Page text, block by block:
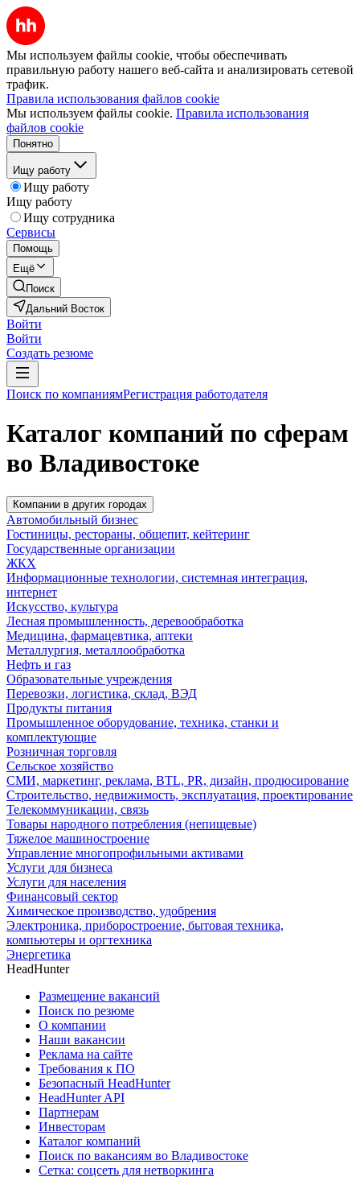
Мы используем файлы cookie, чтобы обеспечивать
правильную работу нашего веб-сайта и анализировать сетевой
трафик.
Правила использования файлов cookie
Мы используем файлы cookie. Правила использования
файлов cookie
Понятно
Ищу работу
Ищу работу
Ищу работу
Ищу сотрудника
Сервисы
Помощь
Ещё
Поиск
Дальний Восток
Войти
Войти
Создать резюме
Поиск по компаниямРегистрация работодателя
Каталог компаний по сферам
во Владивостоке
Компании в других городах
Автомобильный бизнес
Гостиницы, рестораны, общепит, кейтеринг
Государственные организации
ЖКХ
Информационные технологии, системная интеграция,
интернет
Искусство, культура
Лесная промышленность, деревообработка
Медицина, фармацевтика, аптеки
Металлургия, металлообработка
Нефть и газ
Образовательные учреждения
Перевозки, логистика, склад, ВЭД
Продукты питания
Промышленное оборудование, техника, станки и
комплектующие
Розничная торговля
Сельское хозяйство
СМИ, маркетинг, реклама, BTL, PR, дизайн, продюсирование
Строительство, недвижимость, эксплуатация, проектирование
Телекоммуникации, связь
Товары народного потребления (непищевые)
Тяжелое машиностроение
Управление многопрофильными активами
Услуги для бизнеса
Услуги для населения
Финансовый сектор
Химическое производство, удобрения
Электроника, приборостроение, бытовая техника,
компьютеры и оргтехника
Энергетика
HeadHunter
Размещение вакансий
Поиск по резюме
О компании
Наши вакансии
Реклама на сайте
Требования к ПО
Безопасный HeadHunter
HeadHunter API
Партнерам
Инвесторам
Каталог компаний
Поиск по вакансиям во Владивостоке
Сетка: соцсеть для нетворкинга